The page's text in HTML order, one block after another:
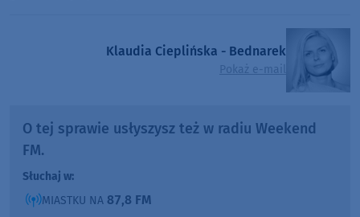
Klaudia Cieplińska - Bednarek
Pokaż e-mail
O tej sprawie usłyszysz też w radiu Weekend
FM.
Słuchaj w:
MIASTKU NA 87,8 FM